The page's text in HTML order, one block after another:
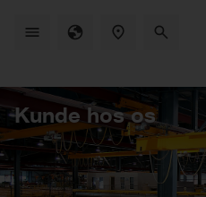
Kunde hos os